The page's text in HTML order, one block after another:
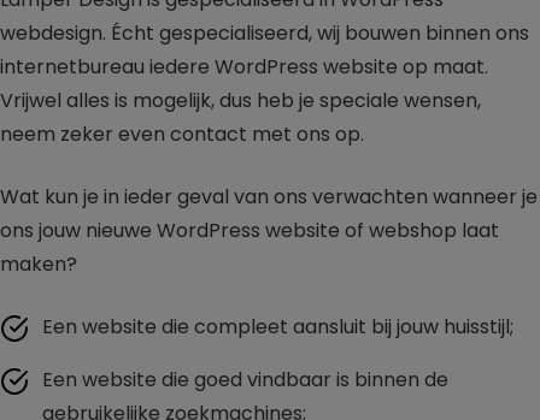
webdesign. Écht gespecialiseerd, wij bouwen binnen ons
internetbureau iedere WordPress website op maat.
Vrijwel alles is mogelijk, dus heb je speciale wensen,
neem zeker even contact met ons op.
Wat kun je in ieder geval van ons verwachten wanneer je
ons jouw nieuwe WordPress website of webshop laat
maken?
Een website die compleet aansluit bij jouw huisstijl;
Een website die goed vindbaar is binnen de
gebruikelijke zoekmachines;